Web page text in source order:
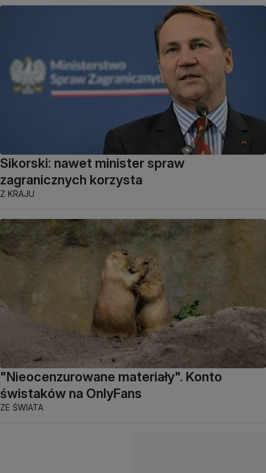
Sikorski: nawet minister spraw
zagranicznych korzysta
Z KRAJU
"Nieocenzurowane materiały". Konto
świstaków na OnlyFans
ZE ŚWIATA